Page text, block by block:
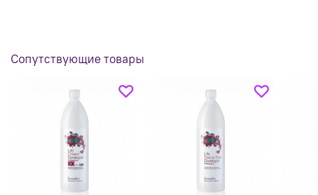
Сопутствующие товары